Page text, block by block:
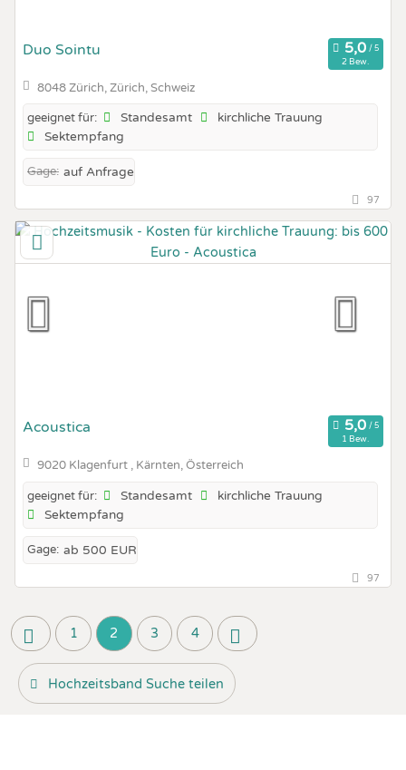
Duo Sointu
2 Bew.
8048 Zürich, Zürich, Schweiz
geeignet für: Standesamt
kirchliche Trauung
Sektempfang
Gage: auf Anfrage
97
Acoustica
1 Bew.
9020 Klagenfurt , Kärnten, Österreich
geeignet für: Standesamt
kirchliche Trauung
Sektempfang
Gage: ab 500 EUR
97
1 2 3 4
Hochzeitsband Suche teilen